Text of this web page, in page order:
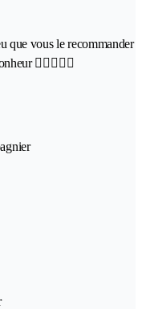
que vous le recommander
👍🏻👍🏻😘